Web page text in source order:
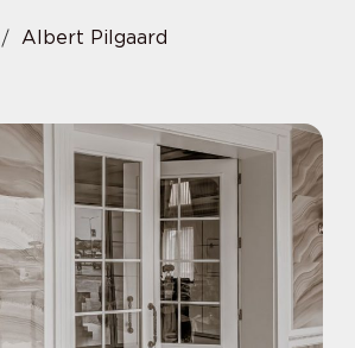
Albert Pilgaard